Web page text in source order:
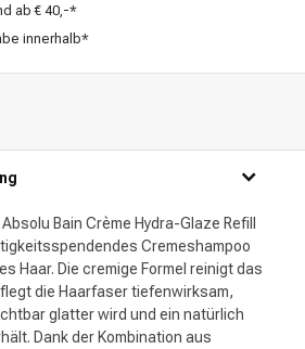
ab € 40,-*
innerhalb*
Bain Crème Hydra-Glaze Refill
Cremeshampoo
Haar. Die cremige Formel reinigt das
die Haarfaser tiefenwirksam,
glatter wird und ein natürlich
Dank der Kombination aus